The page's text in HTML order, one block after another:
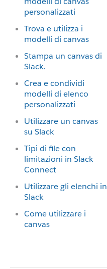
personalizzati
Trova e utilizza i
modelli di canvas
Stampa un canvas di
Slack.
Crea e condividi
modelli di elenco
personalizzati
Utilizzare un canvas
su Slack
Tipi di file con
limitazioni in Slack
Connect
Utilizzare gli elenchi in
Slack
Come utilizzare i
canvas